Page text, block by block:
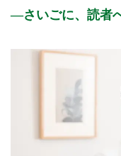
さいごに、読者